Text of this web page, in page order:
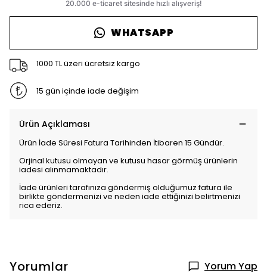
WHATSAPP
1000 TL üzeri ücretsiz kargo
15 gün içinde iade değişim
Ürün Açıklaması
Ürün İade Süresi Fatura Tarihinden İtibaren 15 Gündür.
Orjinal kutusu olmayan ve kutusu hasar görmüş ürünlerin
iadesi alınmamaktadır.
İade ürünleri tarafınıza göndermiş olduğumuz fatura ile
birlikte göndermenizi ve neden iade ettiğinizi belirtmenizi
rica ederiz.
Yorumlar Yorum Yap